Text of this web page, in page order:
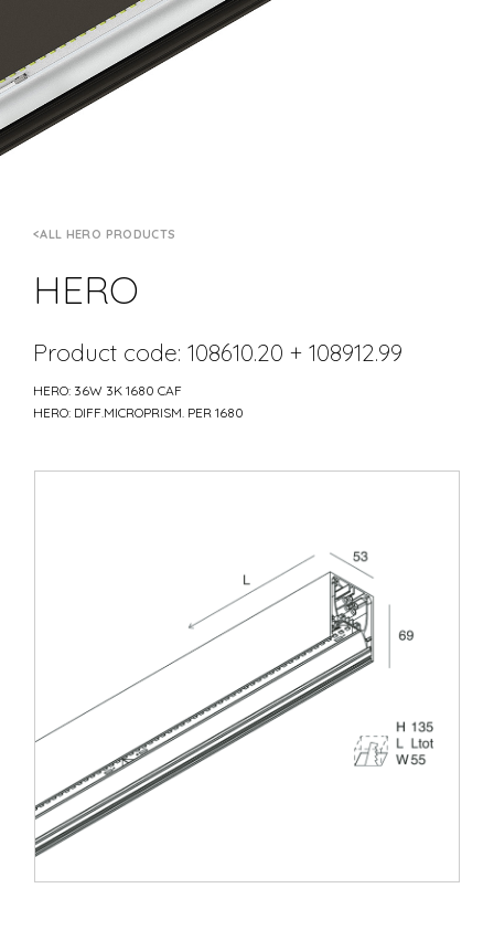
ALL HERO PRODUCTS
HERO
Product code: 108610.20 + 108912.99
HERO: 36W 3K 1680 CAF
HERO: DIFF.MICROPRISM. PER 1680